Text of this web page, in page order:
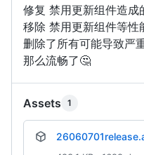
修复 禁用更新组件造成
移除 禁用更新组件等性
删除了所有可能导致严
那么流畅了🤔
Assets 1